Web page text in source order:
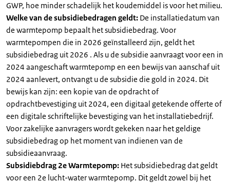
GWP, hoe minder schadelijk het koudemiddel is voor het milieu.
Welke van de subsidiebedragen geldt: De installatiedatum van
de warmtepomp bepaalt het subsidiebedrag. Voor
warmtepompen die in 2026 geïnstalleerd zijn, geldt het
subsidiebedrag uit 2026 . Als u de subsidie aanvraagt voor een in
2024 aangeschaft warmtepomp en een bewijs van aanschaf uit
2024 aanlevert, ontvangt u de subsidie die gold in 2024. Dit
bewijs kan zijn: een kopie van de opdracht of
opdrachtbevestiging uit 2024, een digitaal getekende offerte of
een digitale schriftelijke bevestiging van het installatiebedrijf.
Voor zakelijke aanvragers wordt gekeken naar het geldige
subsidiebedrag op het moment van indienen van de
subsidieaanvraag.
Subsidiebdrag 2e Warmtepomp: Het subsidiebedrag dat geldt
voor een 2e lucht-water warmtepomp. Dit geldt zowel bij het